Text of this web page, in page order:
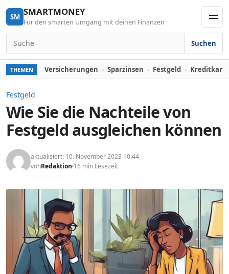
Skip to content
SM SMARTMONEY
Für den smarten Umgang mit deinen Finanzen
Search for:
Suchen
THEMEN Versicherungen Sparzinsen Festgeld
Festgeld
Wie Sie die Nachteile von
Festgeld ausgleichen können
aktualisiert: 10. November 2023 10:44
vonRedaktion 16 min Lesezeit